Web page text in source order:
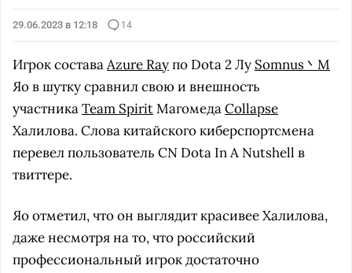
29.06.2023 в 12:18 14
Игрок составаAzure Rayпо Dota 2 Лу Somnus丶M
Яо в шутку сравнил свою и внешность
участникаTeam SpiritМагомедаCollapse
Халилова. Слова китайского киберспортсмена
перевел пользователь CN Dota In A Nutshell в
твиттере.
Яо отметил, что он выглядит красивее Халилова,
даже несмотря на то, что российский
профессиональный игрок достаточно